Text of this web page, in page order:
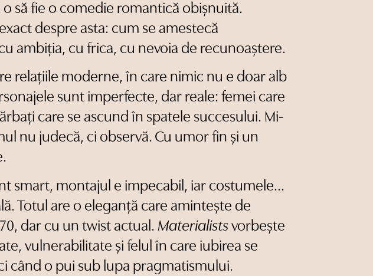
o să fie o comedie romantică obișnuită.
despre asta: cum se amestecă
ambiția, cu frica, cu nevoia de recunoaștere.
relațiile moderne, în care nimic nu e doar alb
sunt imperfecte, dar reale: femei care
care se ascund în spatele succesului. Mi-
nu judecă, ci observă. Cu umor fin și un
smart, montajul e impecabil, iar costumele…
Totul are o eleganță care amintește de
dar cu un twist actual. Materialistsvorbește
vulnerabilitate și felul în care iubirea se
când o pui sub lupa pragmatismului.